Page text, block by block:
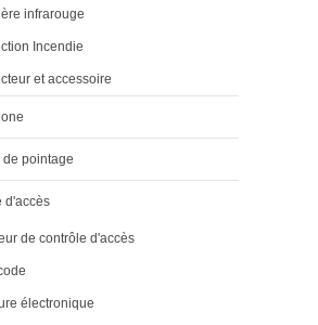
infrarouge
Incendie
et accessoire
pointage
d'accès
de contrôle d'accès
électronique